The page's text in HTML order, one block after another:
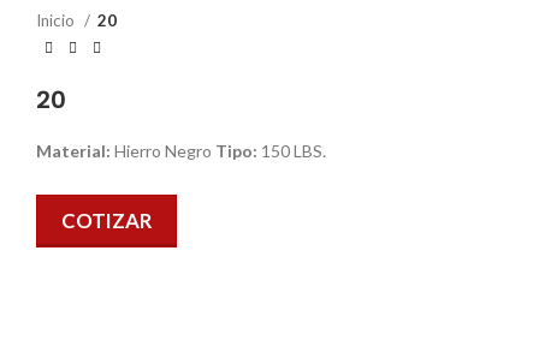
Inicio 20
20
Material: Hierro Negro Tipo: 150 LBS.
COTIZAR